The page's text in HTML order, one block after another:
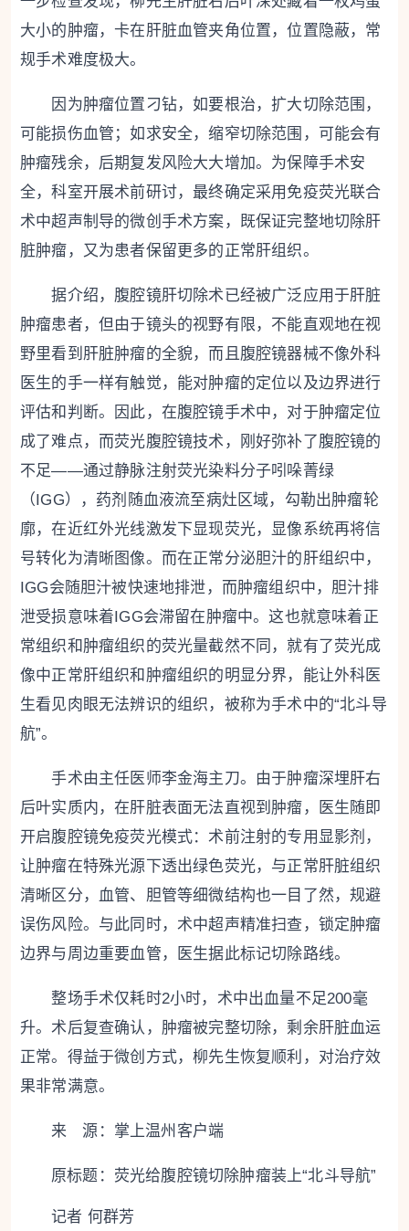
大小的肿瘤，卡在肝脏血管夹角位置，位置隐蔽，常
规手术难度极大。
因为肿瘤位置刁钻，如要根治，扩大切除范围，
可能损伤血管；如求安全，缩窄切除范围，可能会有
肿瘤残余，后期复发风险大大增加。为保障手术安
全，科室开展术前研讨，最终确定采用免疫荧光联合
术中超声制导的微创手术方案，既保证完整地切除肝
脏肿瘤，又为患者保留更多的正常肝组织。
据介绍，腹腔镜肝切除术已经被广泛应用于肝脏
肿瘤患者，但由于镜头的视野有限，不能直观地在视
野里看到肝脏肿瘤的全貌，而且腹腔镜器械不像外科
医生的手一样有触觉，能对肿瘤的定位以及边界进行
评估和判断。因此，在腹腔镜手术中，对于肿瘤定位
成了难点，而荧光腹腔镜技术，刚好弥补了腹腔镜的
不足——通过静脉注射荧光染料分子吲哚菁绿
（IGG），药剂随血液流至病灶区域，勾勒出肿瘤轮
廓，在近红外光线激发下显现荧光，显像系统再将信
号转化为清晰图像。而在正常分泌胆汁的肝组织中，
IGG会随胆汁被快速地排泄，而肿瘤组织中，胆汁排
泄受损意味着IGG会滞留在肿瘤中。这也就意味着正
常组织和肿瘤组织的荧光量截然不同，就有了荧光成
像中正常肝组织和肿瘤组织的明显分界，能让外科医
生看见肉眼无法辨识的组织，被称为手术中的“北斗导
航”。
手术由主任医师李金海主刀。由于肿瘤深埋肝右
后叶实质内，在肝脏表面无法直视到肿瘤，医生随即
开启腹腔镜免疫荧光模式：术前注射的专用显影剂，
让肿瘤在特殊光源下透出绿色荧光，与正常肝脏组织
清晰区分，血管、胆管等细微结构也一目了然，规避
误伤风险。与此同时，术中超声精准扫查，锁定肿瘤
边界与周边重要血管，医生据此标记切除路线。
整场手术仅耗时2小时，术中出血量不足200毫
升。术后复查确认，肿瘤被完整切除，剩余肝脏血运
正常。得益于微创方式，柳先生恢复顺利，对治疗效
果非常满意。
来 源：掌上温州客户端
原标题： 荧光给腹腔镜切除肿瘤装上“北斗导航”
记者 何群芳